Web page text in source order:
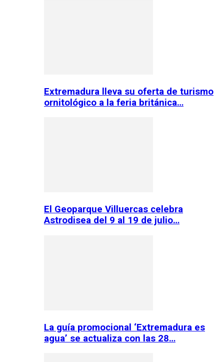
Extremadura lleva su oferta de turismo
ornitológico a la feria británica…
El Geoparque Villuercas celebra
Astrodisea del 9 al 19 de julio…
La guía promocional ‘Extremadura es
agua’ se actualiza con las 28…